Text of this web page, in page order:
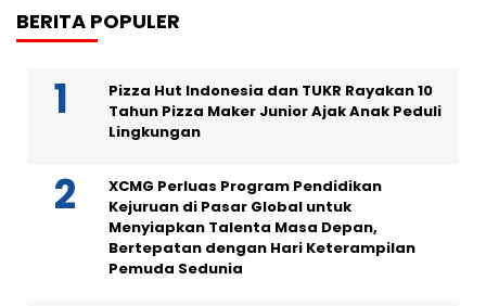
BERITA POPULER
Pizza Hut Indonesia dan TUKR Rayakan 10
Tahun Pizza Maker Junior Ajak Anak Peduli
Lingkungan
XCMG Perluas Program Pendidikan
Kejuruan di Pasar Global untuk
Menyiapkan Talenta Masa Depan,
Bertepatan dengan Hari Keterampilan
Pemuda Sedunia